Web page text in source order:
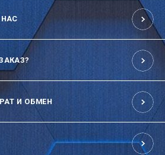
И ОБМЕН